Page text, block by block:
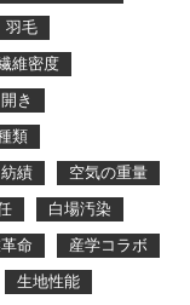
羽毛
維密度
き
類
紡績
空気の重量
白場汚染
命
産学コラボ
生地性能